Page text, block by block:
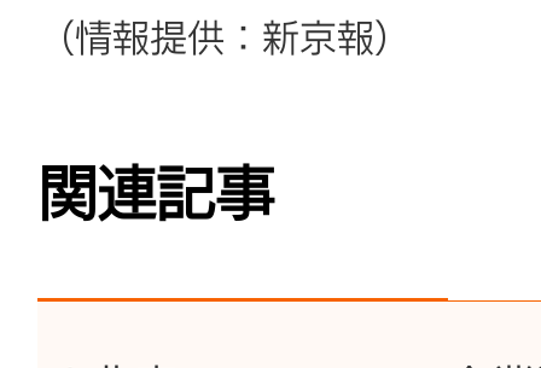
（情報提供：新京報）
関連記事